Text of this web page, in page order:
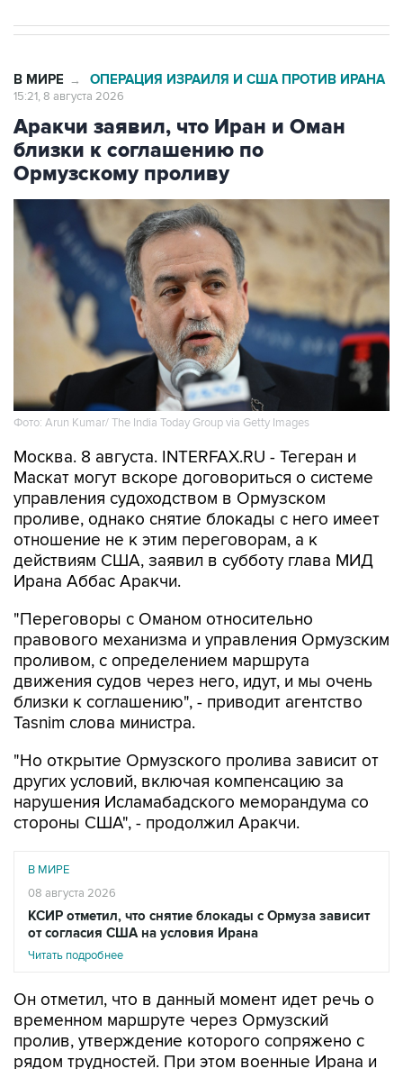
В МИРЕ → ОПЕРАЦИЯ ИЗРАИЛЯ И США ПРОТИВ ИРАНА
15:21, 8 августа 2026
Аракчи заявил, что Иран и Оман
близки к соглашению по
Ормузскому проливу
Фото: Arun Kumar/ The India Today Group via Getty Images
Москва. 8 августа. INTERFAX.RU - Тегеран и
Маскат могут вскоре договориться о системе
управления судоходством в Ормузском
проливе, однако снятие блокады с него имеет
отношение не к этим переговорам, а к
действиям США, заявил в субботу глава МИД
Ирана Аббас Аракчи.
"Переговоры с Оманом относительно
правового механизма и управления Ормузским
проливом, с определением маршрута
движения судов через него, идут, и мы очень
близки к соглашению", - приводит агентство
Tasnim слова министра.
"Но открытие Ормузского пролива зависит от
других условий, включая компенсацию за
нарушения Исламабадского меморандума со
стороны США", - продолжил Аракчи.
В МИРЕ
08 августа 2026
КСИР отметил, что снятие блокады с Ормуза зависит
от согласия США на условия Ирана
Читать подробнее
Он отметил, что в данный момент идет речь о
временном маршруте через Ормузский
пролив, утверждение которого сопряжено с
рядом трудностей. При этом военные Ирана и